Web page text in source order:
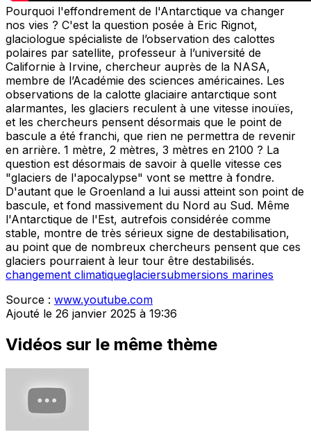
Pourquoi l'effondrement de l'Antarctique va changer
nos vies ? C'est la question posée à Eric Rignot,
glaciologue spécialiste de l’observation des calottes
polaires par satellite, professeur à l’université de
Californie à Irvine, chercheur auprès de la NASA,
membre de l’Académie des sciences américaines. Les
observations de la calotte glaciaire antarctique sont
alarmantes, les glaciers reculent à une vitesse inouïes,
et les chercheurs pensent désormais que le point de
bascule a été franchi, que rien ne permettra de revenir
en arrière. 1 mètre, 2 mètres, 3 mètres en 2100 ? La
question est désormais de savoir à quelle vitesse ces
"glaciers de l'apocalypse" vont se mettre à fondre.
D'autant que le Groenland a lui aussi atteint son point de
bascule, et fond massivement du Nord au Sud. Même
l'Antarctique de l'Est, autrefois considérée comme
stable, montre de très sérieux signe de destabilisation,
au point que de nombreux chercheurs pensent que ces
glaciers pourraient à leur tour être destabilisés.
changement climatiqueglaciersubmersions marines
Source : www.youtube.com
Ajouté le 26 janvier 2025 à 19:36
Vidéos sur le même thème